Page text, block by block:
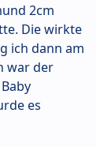
2cm
Die wirkte
ich dann am
war der
es